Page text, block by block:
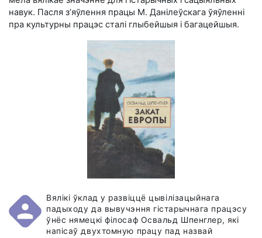
навук. Пасля з’яўлення працы М. Данілеўскага ўяўленні
пра культурны працэс сталі глыбейшыя і багацейшыя.
Вялікі ўклад у развіццё цывiлізацыйнага
падыходу да вывучэння гістарычнага працэсу
ўнёс нямецкі філосаф Освальд Шпенглер, які
напісаў двухтомную працу пад назвай